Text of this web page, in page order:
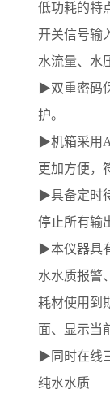
低功耗的特
开关信号输
水流量、水
▶双重密码
护。
▶机箱采用
更加方便，
▶具备定时
停止所有输
▶本仪器具
水水质报警
耗材使用到
面、显示当
▶同时在线
纯水水质